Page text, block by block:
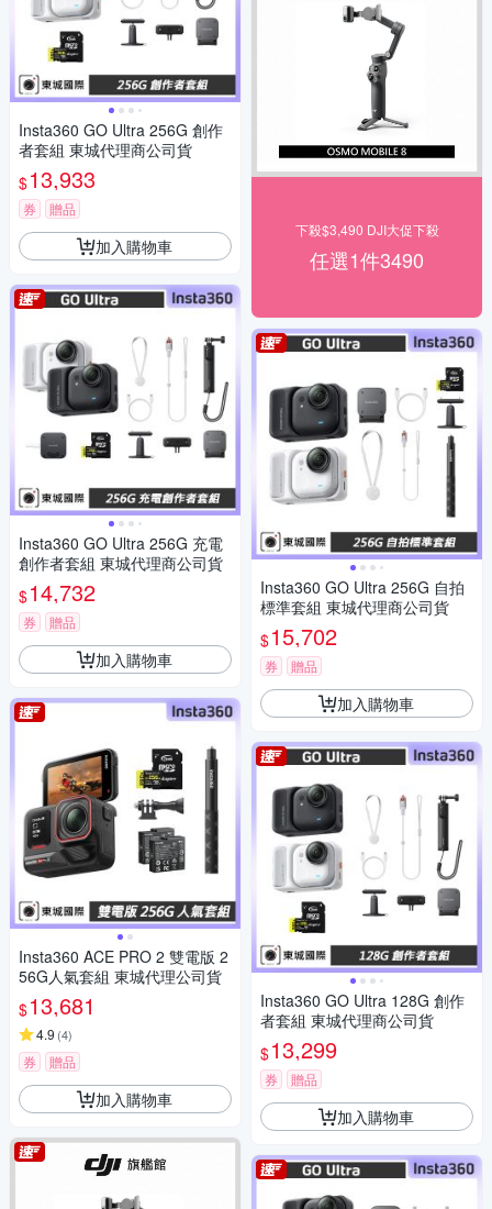
Insta360 GO Ultra 256G 創作
者套組 東城代理商公司貨
$13,933
券 贈品
加入購物車
Insta360 GO Ultra 256G 充電
創作者套組 東城代理商公司貨
$14,732
券 贈品
加入購物車
Insta360 ACE PRO 2 雙電版 2
56G人氣套組 東城代理公司貨
$13,681
4.9 (4)
券 贈品
加入購物車
下殺$3,490 DJI大促下殺
任選1件3490
Insta360 GO Ultra 256G 自拍
標準套組 東城代理商公司貨
$15,702
券 贈品
加入購物車
Insta360 GO Ultra 128G 創作
者套組 東城代理商公司貨
$13,299
券 贈品
加入購物車